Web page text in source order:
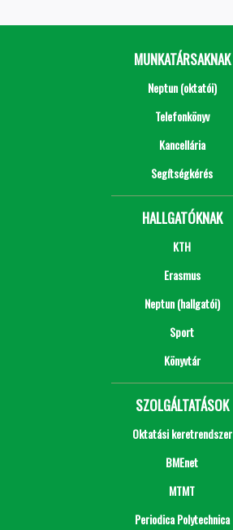
MUNKATÁRSAKNAK
Neptun (oktatói)
Telefonkönyv
Kancellária
Segítségkérés
HALLGATÓKNAK
KTH
Erasmus
Neptun (hallgatói)
Sport
Könyvtár
SZOLGÁLTATÁSOK
Oktatási keretrendszer
BMEnet
MTMT
Periodica Polytechnica